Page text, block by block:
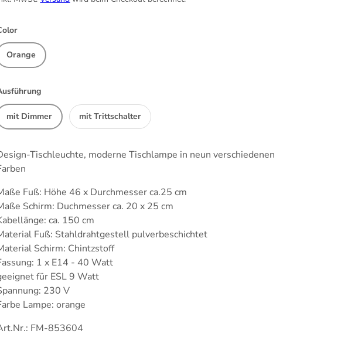
Orange
mit Dimmer mit Trittschalter
Tischleuchte, moderne Tischlampe in neun verschiedenen
Fuß: Höhe 46 x Durchmesser ca.25 cm
Schirm: Duchmesser ca. 20 x 25 cm
ca. 150 cm
Fuß: Stahldrahtgestell pulverbeschichtet
Schirm: Chintzstoff
1 x E14 - 40 Watt
für ESL 9 Watt
230 V
Lampe: orange
FM-853604